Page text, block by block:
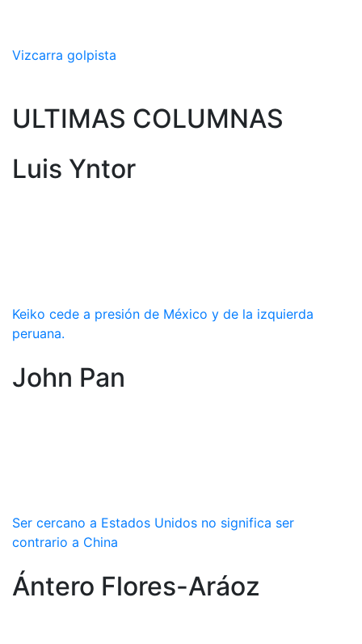
Vizcarra golpista
ULTIMAS COLUMNAS
Luis Yntor
Keiko cede a presión de México y de la izquierda
peruana.
John Pan
Ser cercano a Estados Unidos no significa ser
contrario a China
Ántero Flores-Aráoz